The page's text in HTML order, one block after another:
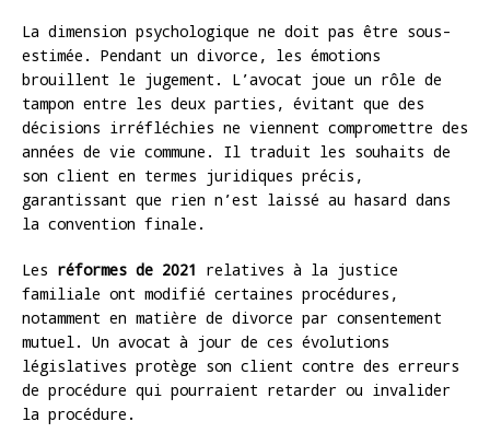
La dimension psychologique ne doit pas être sous-
estimée. Pendant un divorce, les émotions
brouillent le jugement. L’avocat joue un rôle de
tampon entre les deux parties, évitant que des
décisions irréfléchies ne viennent compromettre des
années de vie commune. Il traduit les souhaits de
son client en termes juridiques précis,
garantissant que rien n’est laissé au hasard dans
la convention finale.
Les réformes de 2021 relatives à la justice
familiale ont modifié certaines procédures,
notamment en matière de divorce par consentement
mutuel. Un avocat à jour de ces évolutions
législatives protège son client contre des erreurs
de procédure qui pourraient retarder ou invalider
la procédure.